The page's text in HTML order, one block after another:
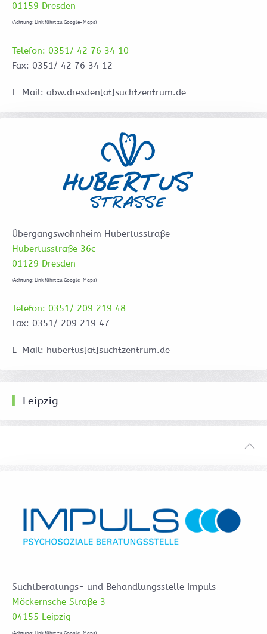
01159 Dresden
(Achtung: Link führt zu Google-Maps)
Telefon: 0351/ 42 76 34 10
Fax: 0351/ 42 76 34 12
E-Mail: abw.dresden[at]suchtzentrum.de
Übergangswohnheim Hubertusstraße
Hubertusstraße 36c
01129 Dresden
(Achtung: Link führt zu Google-Maps)
Telefon: 0351/ 209 219 48
Fax: 0351/ 209 219 47
E-Mail: hubertus[at]suchtzentrum.de
Leipzig
Suchtberatungs- und Behandlungsstelle Impuls
Möckernsche Straße 3
04155 Leipzig